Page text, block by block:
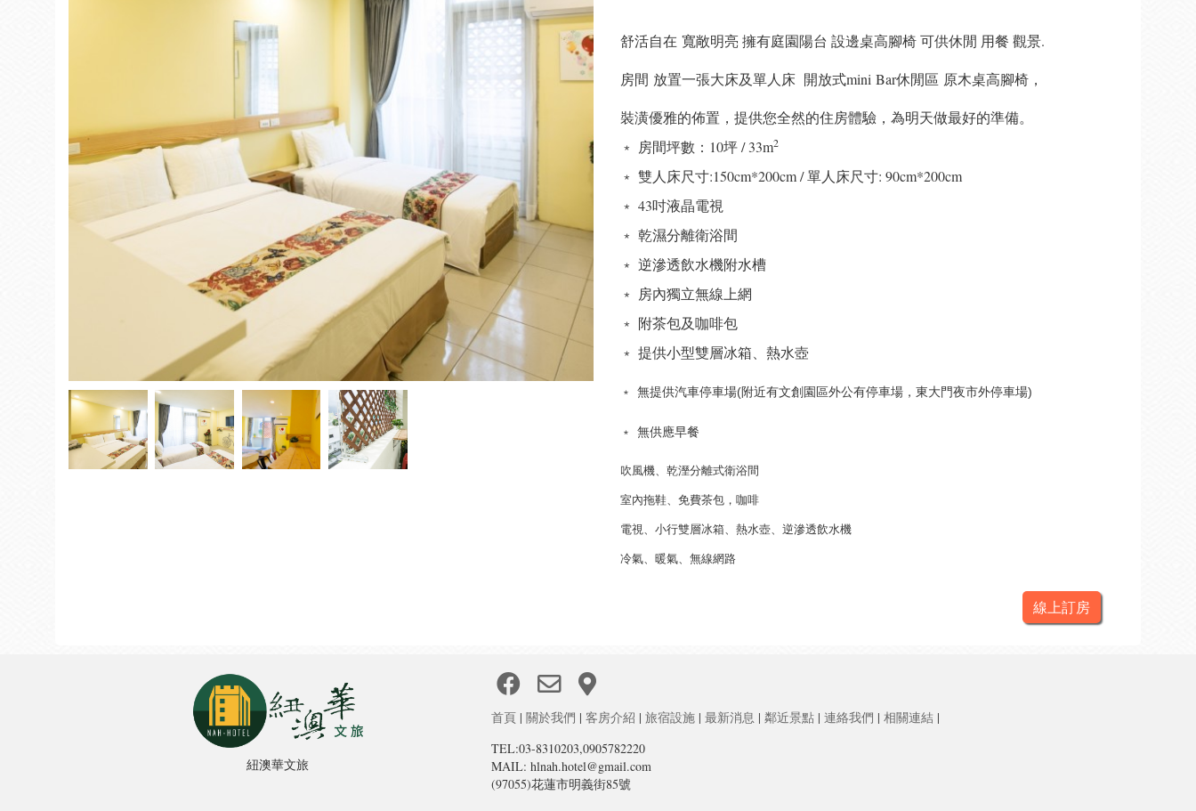
舒活自在 寬敞明亮 擁有庭園陽台 設邊桌高腳椅 可供休閒 用餐 觀景.
房間 放置一張大床及單人床 開放式mini Bar休閒區 原木桌高腳椅，
裝潢優雅的佈置，提供您全然的住房體驗，為明天做最好的準備。
﹡ 房間坪數：10坪 / 33m2
﹡ 雙人床尺寸:150cm*200cm / 單人床尺寸: 90cm*200cm
﹡ 43吋液晶電視
﹡ 乾濕分離衛浴間
﹡ 逆滲透飲水機附水槽
﹡ 房內獨立無線上網
﹡ 附茶包及咖啡包
﹡ 提供小型雙層冰箱、熱水壺
﹡ 無提供汽車停車場(附近有文創園區外公有停車場，東大門夜市外停車場)
﹡ 無供應早餐
吹風機、乾溼分離式衛浴間
室內拖鞋、免費茶包，咖啡
電視、小行雙層冰箱、熱水壺、逆滲透飲水機
冷氣、暖氣、無線網路
線上訂房
紐澳華文旅
首頁 | 關於我們 | 客房介紹 | 旅宿設施 | 最新消息 | 鄰近景點 | 連絡我們 | 相關連結 |
TEL:03-8310203,0905782220
MAIL: hlnah.hotel@gmail.com
(97055)花蓮市明義街85號